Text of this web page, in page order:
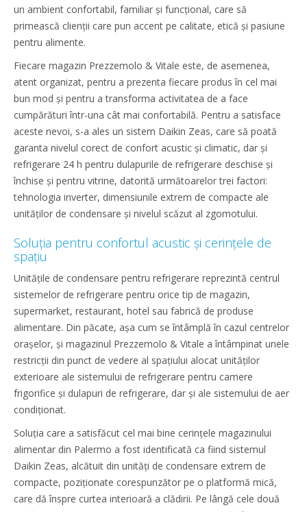
un ambient confortabil, familiar și funcțional, care să
primească clienții care pun accent pe calitate, etică și pasiune
pentru alimente.
Fiecare magazin Prezzemolo & Vitale este, de asemenea,
atent organizat, pentru a prezenta fiecare produs în cel mai
bun mod și pentru a transforma activitatea de a face
cumpărături într-una cât mai confortabilă. Pentru a satisface
aceste nevoi, s-a ales un sistem Daikin Zeas, care să poată
garanta nivelul corect de confort acustic și climatic, dar și
refrigerare 24 h pentru dulapurile de refrigerare deschise și
închise și pentru vitrine, datorită următoarelor trei factori:
tehnologia inverter, dimensiunile extrem de compacte ale
unităților de condensare și nivelul scăzut al zgomotului.
Soluția pentru confortul acustic și cerințele de
spațiu
Unitățile de condensare pentru refrigerare reprezintă centrul
sistemelor de refrigerare pentru orice tip de magazin,
supermarket, restaurant, hotel sau fabrică de produse
alimentare. Din păcate, așa cum se întâmplă în cazul centrelor
orașelor, și magazinul Prezzemolo & Vitale a întâmpinat unele
restricții din punct de vedere al spațiului alocat unităților
exterioare ale sistemului de refrigerare pentru camere
frigorifice și dulapuri de refrigerare, dar și ale sistemului de aer
condiționat.
Soluția care a satisfăcut cel mai bine cerințele magazinului
alimentar din Palermo a fost identificată ca fiind sistemul
Daikin Zeas, alcătuit din unități de condensare extrem de
compacte, poziționate corespunzător pe o platformă mică,
care dă înspre curtea interioară a clădirii. Pe lângă cele două